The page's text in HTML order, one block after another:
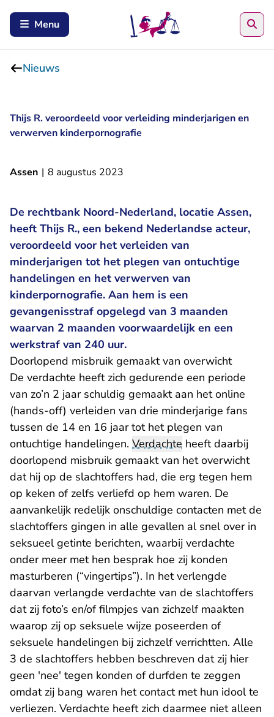
Menu
Nieuws
Thijs R. veroordeeld voor verleiding minderjarigen en
verwerven kinderpornografie
Assen | 8 augustus 2023
De rechtbank Noord-Nederland, locatie Assen,
heeft Thijs R., een bekend Nederlandse acteur,
veroordeeld voor het verleiden van
minderjarigen tot het plegen van ontuchtige
handelingen en het verwerven van
kinderpornografie. Aan hem is een
gevangenisstraf opgelegd van 3 maanden
waarvan 2 maanden voorwaardelijk en een
werkstraf van 240 uur.
Doorlopend misbruik gemaakt van overwicht
De verdachte heeft zich gedurende een periode
van zo’n 2 jaar schuldig gemaakt aan het online
(hands-off) verleiden van drie minderjarige fans
tussen de 14 en 16 jaar tot het plegen van
ontuchtige handelingen. Verdachte heeft daarbij
doorlopend misbruik gemaakt van het overwicht
dat hij op de slachtoffers had, die erg tegen hem
op keken of zelfs verliefd op hem waren. De
aanvankelijk redelijk onschuldige contacten met de
slachtoffers gingen in alle gevallen al snel over in
seksueel getinte berichten, waarbij verdachte
onder meer met hen besprak hoe zij konden
masturberen (“vingertips”). In het verlengde
daarvan verlangde verdachte van de slachtoffers
dat zij foto’s en/of filmpjes van zichzelf maakten
waarop zij op seksuele wijze poseerden of
seksuele handelingen bij zichzelf verrichtten. Alle
3 de slachtoffers hebben beschreven dat zij hier
geen 'nee' tegen konden of durfden te zeggen
omdat zij bang waren het contact met hun idool te
verliezen. Verdachte heeft zich daarmee niet alleen